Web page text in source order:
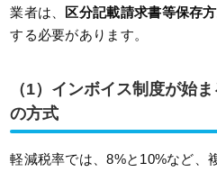
業者は、 区分記載請求書等保存
する必要があります。
（1）インボイス制度が始
の方式
軽減税率では、8%と10%など、